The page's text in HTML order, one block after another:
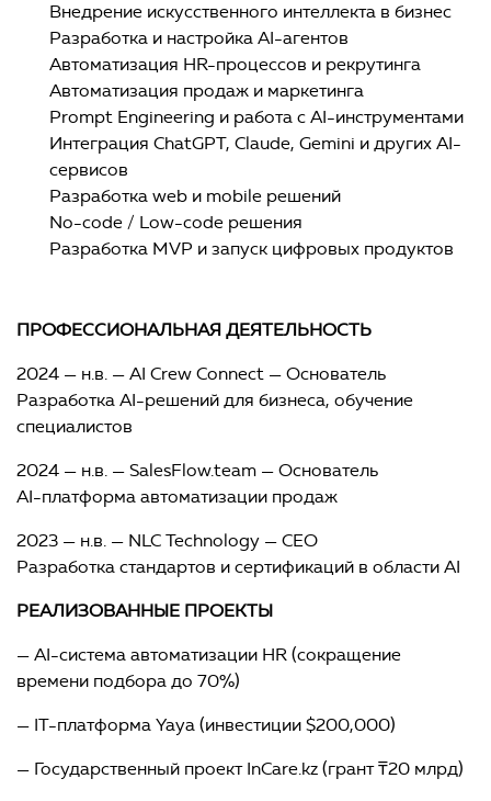
Внедрение искусственного интеллекта в бизнес
Разработка и настройка AI-агентов
Автоматизация HR-процессов и рекрутинга
Автоматизация продаж и маркетинга
Prompt Engineering и работа с AI-инструментами
Интеграция ChatGPT, Claude, Gemini и других AI-
сервисов
Разработка web и mobile решений
No-code / Low-code решения
Разработка MVP и запуск цифровых продуктов
ПРОФЕССИОНАЛЬНАЯ ДЕЯТЕЛЬНОСТЬ
2024 — н.в. — AI Crew Connect — Основатель
Разработка AI-решений для бизнеса, обучение
специалистов
2024 — н.в. — SalesFlow.team — Основатель
AI-платформа автоматизации продаж
2023 — н.в. — NLC Technology — CEO
Разработка стандартов и сертификаций в области AI
РЕАЛИЗОВАННЫЕ ПРОЕКТЫ
— AI-система автоматизации HR (сокращение
времени подбора до 70%)
— IT-платформа Yaya (инвестиции $200,000)
— Государственный проект InCare.kz (грант ₸20 млрд)